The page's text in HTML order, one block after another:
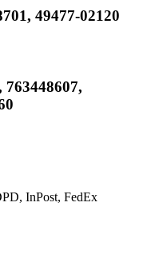
, 49477-02120
763448607,
InPost, FedEx